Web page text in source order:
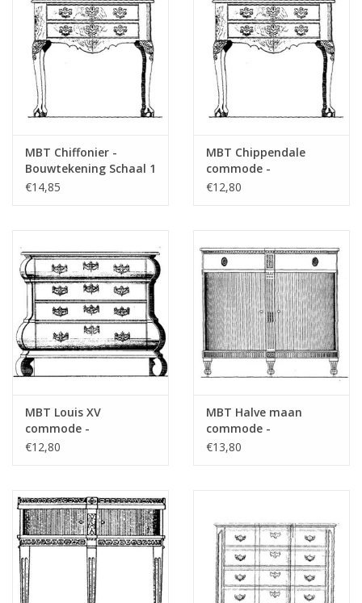
das Vorwort
Opmerkingen
MBT Chiffonier -
Bouwtekening Schaal 1
: N/A (45.18.005)
€14,85
MBT Chippendale
commode -
Bouwtekening Schaal 1
€12,80
MBT Louis XV
commode -
Bouwtekening Schaal 1
€12,80
MBT Halve maan
commode -
Bouwtekening Schaal 1
€13,80